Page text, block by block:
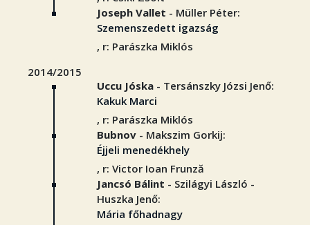
Joseph Vallet - Müller Péter:
Szemenszedett igazság
, r: Parászka Miklós
2014/2015
Uccu Jóska - Tersánszky Józsi Jenő:
Kakuk Marci
, r: Parászka Miklós
Bubnov - Makszim Gorkij:
Éjjeli menedékhely
, r: Victor Ioan Frunză
Jancsó Bálint - Szilágyi László -
Huszka Jenő:
Mária főhadnagy